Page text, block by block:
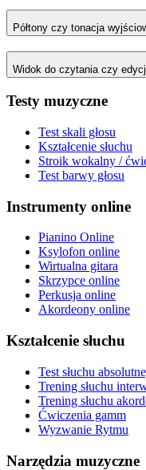
Półtony czy tonacja
Widok do czytania czy
Testy muzyczne
Test skali głosu
Kształcenie słuchu
Stroik wokalny /
Test barwy głosu
Instrumenty online
Pianino Online
Ksylofon online
Wirtualna gitara
Skrzypce online
Perkusja online
Akordeony online
Kształcenie słuchu
Test słuchu
Trening słuchu
Trening słuchu
Ćwiczenia gamm
Wyzwanie Rytmu
Narzędzia muzyczne